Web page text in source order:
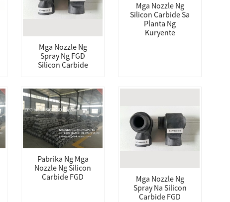
Mga Nozzle Ng
Spray Ng FGD
Silicon Carbide
Mga Nozzle Ng
Silicon Carbide Sa
Planta Ng
Kuryente
Pabrika Ng Mga
Nozzle Ng Silicon
Carbide FGD
Mga Nozzle Ng
Spray Na Silicon
Carbide FGD